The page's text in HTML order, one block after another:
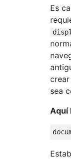
Es
sea
Aquí